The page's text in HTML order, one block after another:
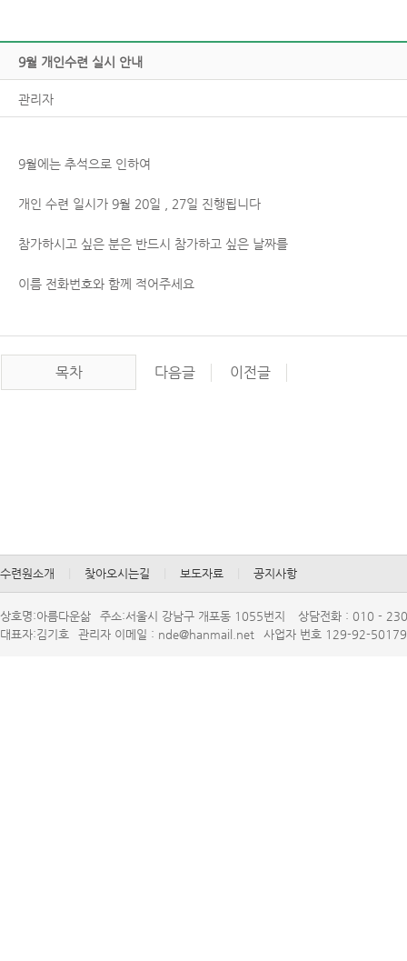
9월개인수련실시안내
관리자
9월에는추석으로인하여
개인수련일시가9월20일,27일진행됩니다
참가하시고싶은분은반드시참가하고싶은날짜를
이름전화번호와함께적어주세요
목차 다음글 이전글
수련원소개 찾아오시는길 보도자료 공지사항
상호명:아름다운삶 주소:서울시강남구개포동1055번지
상담전화:010-
대표자:김기호
관리자이메일:nde@hanmail.net 사업자번호129-92-50179